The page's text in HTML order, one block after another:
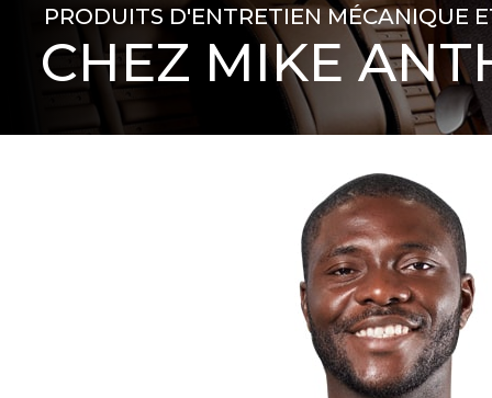
PRODUITS D'ENTRETIEN MÉCANIQUE
CHEZ MIKE